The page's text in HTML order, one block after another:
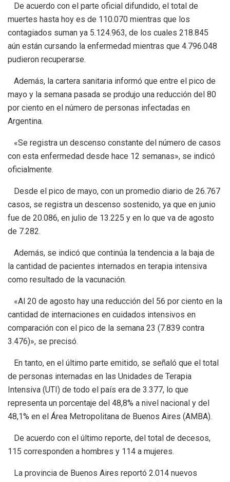
De acuerdo con el parte oficial difundido, el total de
muertes hasta hoy es de 110.070 mientras que los
contagiados suman ya 5.124.963, de los cuales 218.845
aún están cursando la enfermedad mientras que 4.796.048
pudieron recuperarse.
Además, la cartera sanitaria informó que entre el pico de
mayo y la semana pasada se produjo una reducción del 80
por ciento en el número de personas infectadas en
Argentina.
«Se registra un descenso constante del número de casos
con esta enfermedad desde hace 12 semanas», se indicó
oficialmente.
Desde el pico de mayo, con un promedio diario de 26.767
casos, se registra un descenso sostenido, ya que en junio
fue de 20.086, en julio de 13.225 y en lo que va de agosto
de 7.282.
Además, se indicó que continúa la tendencia a la baja de
la cantidad de pacientes internados en terapia intensiva
como resultado de la vacunación.
«Al 20 de agosto hay una reducción del 56 por ciento en la
cantidad de internaciones en cuidados intensivos en
comparación con el pico de la semana 23 (7.839 contra
3.476)», se precisó.
En tanto, en el último parte emitido, se señaló que el total
de personas internadas en las Unidades de Terapia
Intensiva (UTI) de todo el país era de 3.377, lo que
representa un porcentaje del 48,8% a nivel nacional y del
48,1% en el Área Metropolitana de Buenos Aires (AMBA).
De acuerdo con el último reporte, del total de decesos,
115 corresponden a hombres y 114 a mujeres.
La provincia de Buenos Aires reportó 2.014 nuevos